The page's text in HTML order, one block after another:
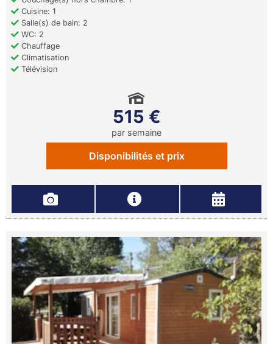
Cuisine: 1
Salle(s) de bain: 2
WC: 2
Chauffage
Climatisation
Télévision
515 €
par semaine
Disponibilités et prix